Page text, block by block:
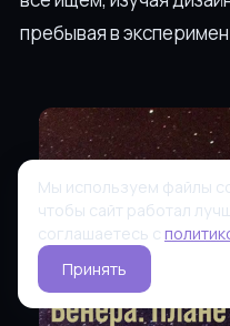
пребывая в
Мы используем файлы
чтобы сайт работал
соглашаетесь с
Принять